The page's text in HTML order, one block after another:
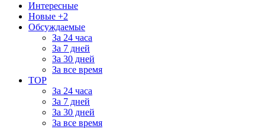
Интересные
Новые +2
Обсуждаемые
За 24 часа
За 7 дней
За 30 дней
За все время
TOP
За 24 часа
За 7 дней
За 30 дней
За все время